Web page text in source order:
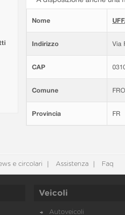
Nome
Indirizzo Via
CAP
Comune
Provincia FR
e circolari Assistenza Faq
Veicoli
Autoveicoli